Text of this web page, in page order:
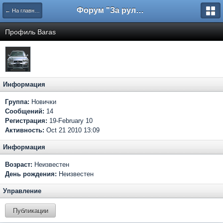
← На главную Форум "За рулем"
Профиль Baras
Информация
Группа: Новички
Сообщений: 14
Регистрация: 19-February 10
Активность: Oct 21 2010 13:09
Информация
Возраст: Неизвестен
День рождения: Неизвестен
Управление
Публикации